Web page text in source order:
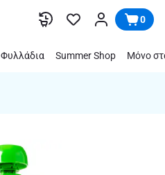
0
Φυλλάδια Summer Shop Μόνο